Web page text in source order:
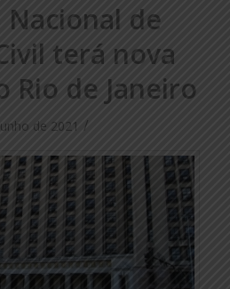
Nacional de
terá nova
Rio de Janeiro
de 2021 /